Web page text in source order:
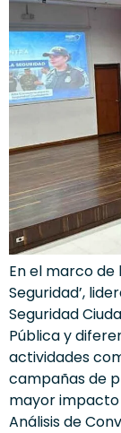
En el marco
Seguridad’,
Seguridad
Pública y
actividades
campañas de
mayor
Análisis de